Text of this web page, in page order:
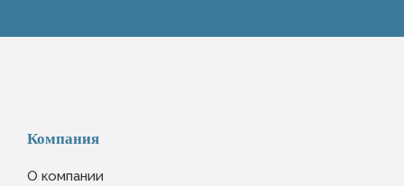
Компания
О компании